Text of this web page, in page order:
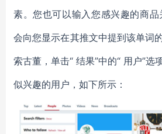
素。您也可以输入您感兴趣的商
会向您显示在其推文中提到该单词
索古董，单击“ 结果”中的“ 用户”选
似兴趣的用户，如下所示：